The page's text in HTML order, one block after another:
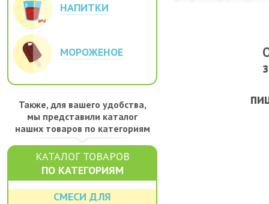
НАПИТКИ
МОРОЖЕНОЕ
Также, для вашего удобства,
мы представили каталог
наших товаров по категориям
КАТАЛОГ ТОВАРОВ
ПО КАТЕГОРИЯМ
СМЕСИ ДЛЯ